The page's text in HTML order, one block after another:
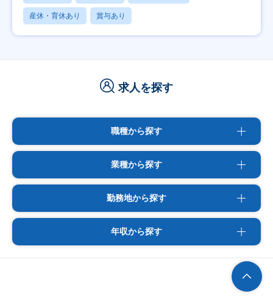
産休・育休あり 賞与あり
求人を探す
職種から探す
業種から探す
勤務地から探す
年収から探す